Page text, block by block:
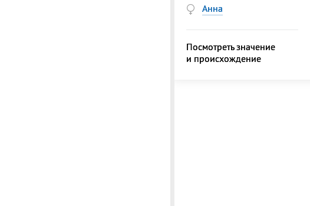
Анна
Посмотреть значение
и происхождение